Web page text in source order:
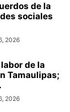
de la
sociales
2026
de la
Tamaulipas;
2026